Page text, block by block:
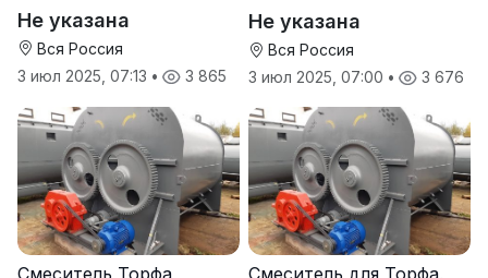
Не указана
Вся Россия
3 июл 2025, 07:13 • 3 865
Не указана
Вся Россия
3 июл 2025, 07:00 • 3 676